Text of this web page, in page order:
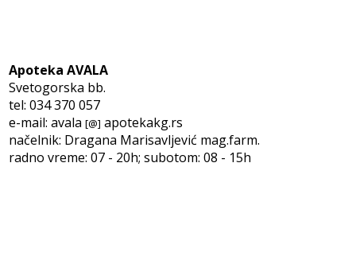
Apoteka AVALA
Svetogorska bb.
tel: 034 370 057
e-mail: avala [@] apotekakg.rs
načelnik: Dragana Marisavljević mag.farm.
radno vreme: 07 - 20h; subotom: 08 - 15h